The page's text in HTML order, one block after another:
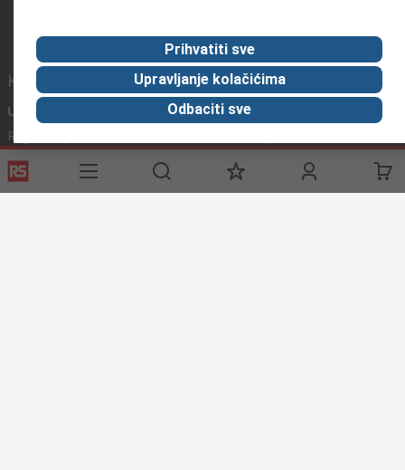
Korisne poveznice
Usluge
Registrirajte
Delivery
Payment
RS u svijetu
Korporacija
Industrijska
Proizvodnja
Prihvatiti sve
Upravljanje kolačićima
Odbaciti sve